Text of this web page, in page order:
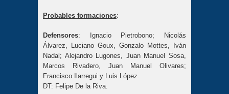
Probables formaciones:
Defensores: Ignacio Pietrobono; Nicolás
Álvarez, Luciano Goux, Gonzalo Mottes, Iván
Nadal; Alejandro Lugones, Juan Manuel Sosa,
Marcos Rivadero, Juan Manuel Olivares;
Francisco Ilarregui y Luis López.
DT: Felipe De la Riva.